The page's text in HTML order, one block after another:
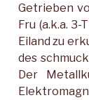
Getrieben
Fru (a.k.a.
Eiland zu
des
Der